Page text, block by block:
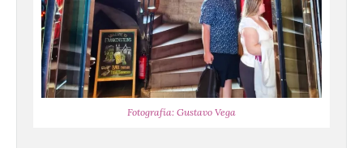
Fotografía: Gustavo Vega